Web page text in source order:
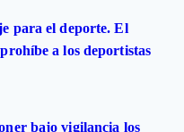
para el deporte. El
a los deportistas
bajo vigilancia los